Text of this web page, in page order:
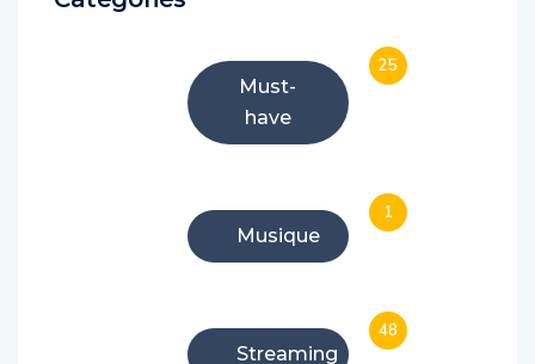
Must-
have
25
Musique
1
Streaming
48